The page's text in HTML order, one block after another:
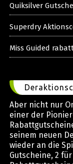
Quiksilver
Superdry
Miss Guided
Aber nicht nur
einer der
seinem neuen
wieder an die
Gutscheine, 2